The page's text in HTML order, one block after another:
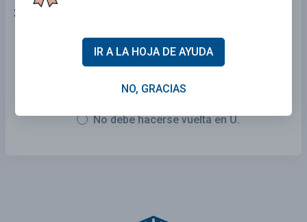
24 . Esta señal significa:
Todo el tráfico debe dar vuelta a la
izquierda.
No debe darse vuelta a la izquierda.
No debe hacerse vuelta en U.
IR A LA HOJA DE AYUDA
NO, GRACIAS